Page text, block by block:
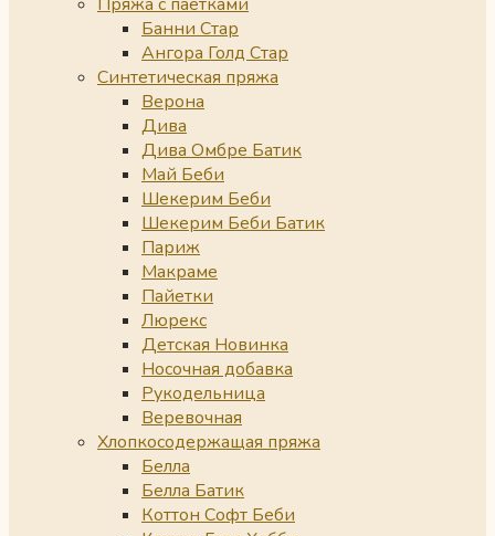
Банни Стар
Ангора Голд Стар
Синтетическая пряжа
Верона
Дива
Дива Омбре Батик
Май Беби
Шекерим Беби
Шекерим Беби Батик
Париж
Макраме
Пайетки
Люрекс
Детская Новинка
Носочная добавка
Рукодельница
Веревочная
Хлопкосодержащая пряжа
Белла
Белла Батик
Коттон Софт Беби